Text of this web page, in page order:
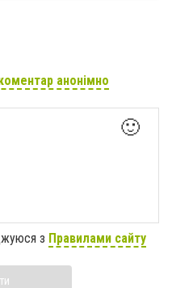
анонімно
🙂
з Правилами сайту